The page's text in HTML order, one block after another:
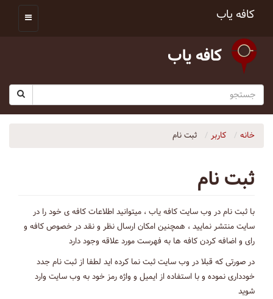
کافه یاب
کافه یاب
خانه کاربر ثبت نام
ثبت نام
با ثبت نام در وب سایت کافه یاب ، میتوانید اطلاعات کافه ی خود را در
سایت منتشر نمایید ، همچنین امکان ارسال نظر و نقد در خصوص کافه و
رای و اضافه کردن کافه ها به فهرست مورد علاقه وجود دارد
در صورتی که قبلا در وب سایت ثبت نما کرده اید لطفا از ثبت نام جدد
خودداری نموده و با استفاده از ایمیل و واژه رمز خود به وب سایت وارد
شوید